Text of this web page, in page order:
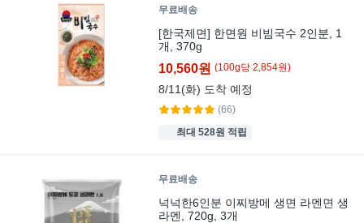
무료배송
[한국제면] 한면원 비빔국수 2인분, 1
개, 370g
10,560원 (100g당 2,854원)
8/11(화) 도착 예정
(66)
최대 528원 적립
무료배송
넉넉한6인분 이찌방메 생면 라멘면 생
라멘, 720g, 3개